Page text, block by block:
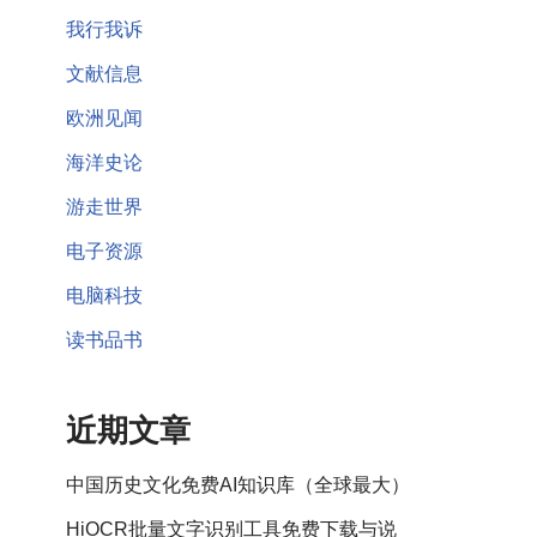
我行我诉
文献信息
欧洲见闻
海洋史论
游走世界
电子资源
电脑科技
读书品书
近期文章
中国历史文化免费AI知识库（全球最大）
HiOCR批量文字识别工具免费下载与说